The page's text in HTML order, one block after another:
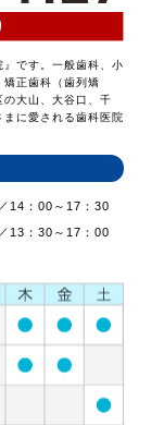
です。一般歯科、小
矯正歯科（歯列矯
大山、大谷口、千
まに愛される歯科医院
14：00～17：30
13：30～17：00